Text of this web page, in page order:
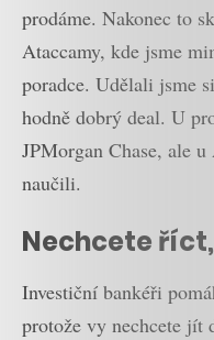
prodáme. Nakonec to
Ataccamy, kde jsme
poradce. Udělali jsme
hodně dobrý deal. U
JPMorgan Chase, ale
naučili.
Nechcete
Investiční bankéři
protože vy nechcete jít